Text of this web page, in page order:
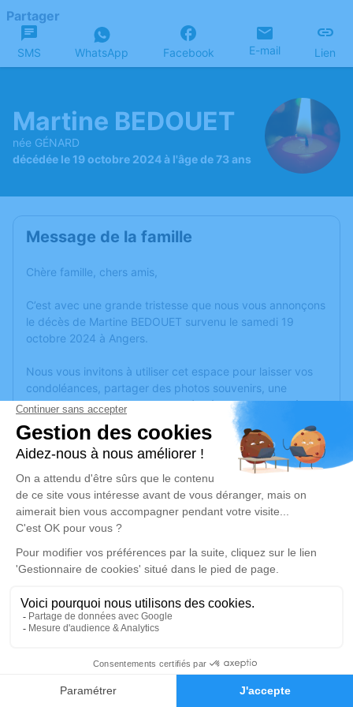
Faire-part Hommages
Partager
SMS WhatsApp Facebook E-mail Lien
Martine BEDOUET
née GÉNARD
décédée le 19 octobre 2024 à l'âge de 73 ans
Message de la famille
Chère famille, chers amis,
C’est avec une grande tristesse que nous vous annonçons
le décès de Martine BEDOUET survenu le samedi 19
octobre 2024 à Angers.
Nous vous invitons à utiliser cet espace pour laisser vos
condoléances, partager des photos souvenirs, une
anecdote ou exprimer vos pensées à travers des poèmes
ou des textes. Cet endroit est un lieu d'expression dédié à
honorer la mémoire de Martine BEDOUET.
Un service de plantation d’arbre hommage estdisponible
jeudi 24 octobre 2024 à 15h45
Crématorium de Corné de Corné Loire-
Authion
49630 Corné Loire-Authion